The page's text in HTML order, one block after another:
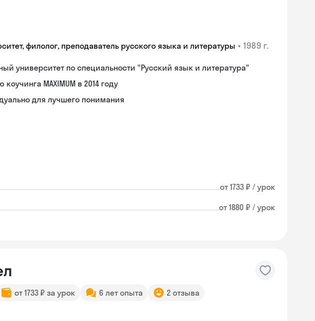
филолог, преподаватель русского языка и литературы • 1989 г.
университет по специальности "Русский язык и литература"
MAXIMUM в 2014 году
для лучшего понимания
от 1733 ₽ / урок
от 1880 ₽ / урок
от 1733 ₽ за урок 6 лет опыта 2 отзыва